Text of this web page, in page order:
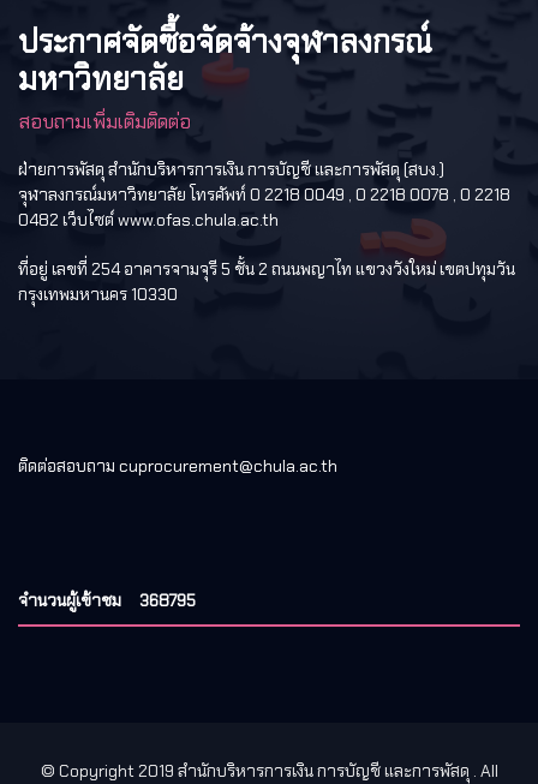
ประกาศจัดซื้อจัดจ้างจุฬาลงกรณ์
มหาวิทยาลัย
สอบถามเพิ่มเติมติดต่อ
ฝ่ายการพัสดุ สำนักบริหารการเงิน การบัญชี และการพัสดุ (สบง.)
จุฬาลงกรณ์มหาวิทยาลัย โทรศัพท์ 0 2218 0049 , 0 2218 0078 , 0 2218
0482 เว็บไซต์ www.ofas.chula.ac.th
ที่อยู่ เลขที่ 254 อาคารจามจุรี 5 ชั้น 2 ถนนพญาไท แขวงวังใหม่ เขตปทุมวัน
กรุงเทพมหานคร 10330
ติดต่อสอบถาม cuprocurement@chula.ac.th
จำนวนผู้เข้าชม 368795
© Copyright 2019 สำนักบริหารการเงิน การบัญชี และการพัสดุ . All